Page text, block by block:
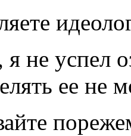
не успел
ее не